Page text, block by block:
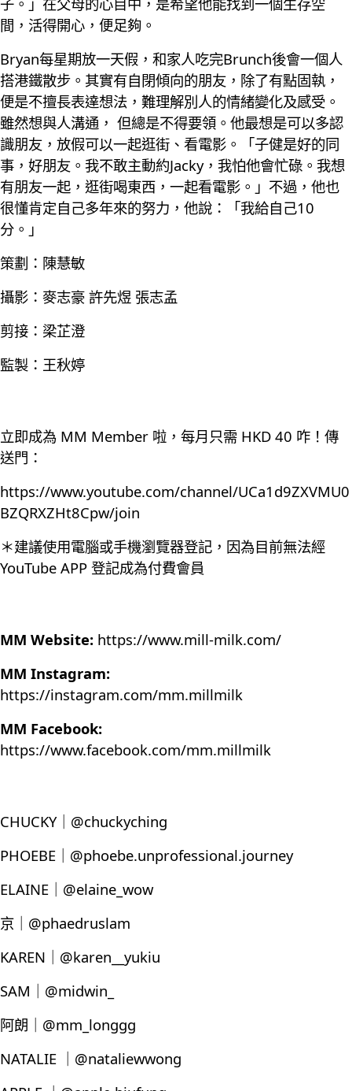
間，活得開心，便足夠。
Bryan每星期放一天假，和家人吃完Brunch後會一個人
搭港鐵散步。其實有自閉傾向的朋友，除了有點固執，
便是不擅長表達想法，難理解別人的情緒變化及感受。
雖然想與人溝通， 但總是不得要領。他最想是可以多認
識朋友，放假可以一起逛街、看電影。「子健是好的同
事，好朋友。我不敢主動約Jacky，我怕他會忙碌。我想
有朋友一起，逛街喝東西，一起看電影。」不過，他也
很懂肯定自己多年來的努力，他說：「我給自己10
分。」
策劃：陳慧敏
攝影：麥志豪 許先煜 張志孟
剪接：梁芷澄
監製：王秋婷
立即成為 MM Member 啦，每月只需 HKD 40 咋！傳
送門：
https://www.youtube.com/channel/UCa1d9ZXVMU0
BZQRXZHt8Cpw/join
＊建議使用電腦或手機瀏覽器登記，因為目前無法經
YouTube APP 登記成為付費會員
MM Website: https://www.mill-milk.com/
MM Instagram:
https://instagram.com/mm.millmilk
MM Facebook:
https://www.facebook.com/mm.millmilk
CHUCKY｜@chuckyching
PHOEBE｜@phoebe.unprofessional.journey
ELAINE｜@elaine_wow
京｜@phaedruslam
KAREN｜@karen__yukiu
SAM｜@midwin_
阿朗｜@mm_longgg
NATALIE ｜@nataliewwong